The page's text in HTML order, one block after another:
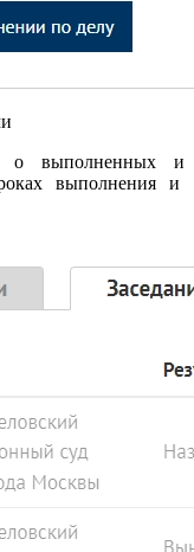
о выполненных и
выполнения и